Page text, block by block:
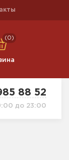
(0)
88 52
до 23:00